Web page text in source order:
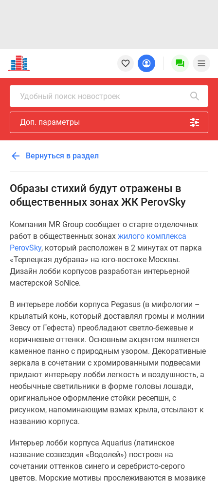
Новостройки
Квартиры
Ипотека
Новостройки
Москвы
Новостройки
Подмосковья
Новостройки
Москвы
Готовые
новостройки
Новостройки
Специальные
предложения
Коммерческие
помещения
Продавцы
застройщики
Панорамы
новостроек
Видеообзор
новостроек
новостроек
Экология
Подмосковья
комнатные
комнатные
Удобный поиск новостроек
Доп. параметры
Вернуться в раздел
Образы стихий будут отражены в
общественных зонах ЖК PerovSky
Компания MR Group сообщает о старте отделочных
работ в общественных зонах жилого комплекса
PerovSky, который расположен в 2 минутах от парка
«Терлецкая дубрава» на юго-востоке Москвы.
Дизайн лобби корпусов разработан интерьерной
мастерской SoNice.
В интерьере лобби корпуса Pegasus (в мифологии –
крылатый конь, который доставлял громы и молнии
Зевсу от Гефеста) преобладают светло-бежевые и
коричневые оттенки. Основным акцентом является
каменное панно с природным узором. Декоративные
зеркала в сочетании с хромированными подвесами
придают интерьеру лобби легкость и воздушность, а
необычные светильники в форме головы лошади,
оригинальное оформление стойки ресепшн, с
рисунком, напоминающим взмах крыла, отсылают к
названию корпуса.
Интерьер лобби корпуса Aquarius (латинское
название созвездия «Водолей») построен на
сочетании оттенков синего и серебристо-серого
цветов. Морские мотивы прослеживаются в мозаике